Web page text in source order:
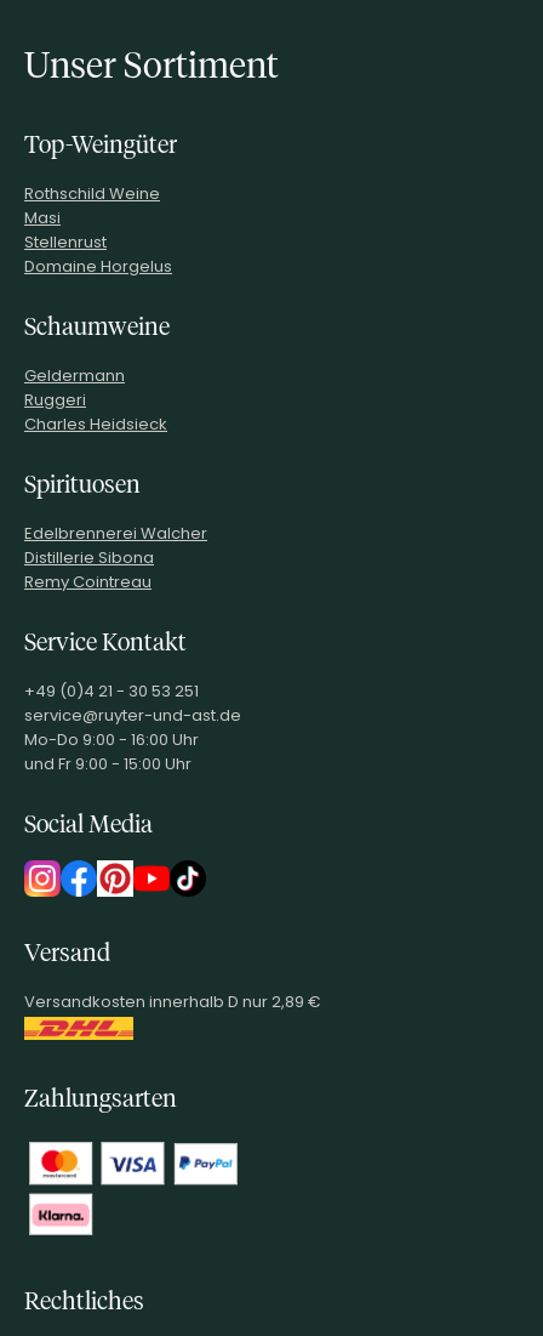
Unser Sortiment
Top-Weingüter
Rothschild Weine
Masi
Stellenrust
Domaine Horgelus
Schaumweine
Geldermann
Ruggeri
Charles Heidsieck
Spirituosen
Edelbrennerei Walcher
Distillerie Sibona
Remy Cointreau
Service Kontakt
+49 (0)4 21 - 30 53 251
service@ruyter-und-ast.de
Mo-Do 9:00 - 16:00 Uhr
und Fr 9:00 - 15:00 Uhr
Social Media
Versand
Versandkosten innerhalb D nur 2,89 €
Zahlungsarten
Rechtliches